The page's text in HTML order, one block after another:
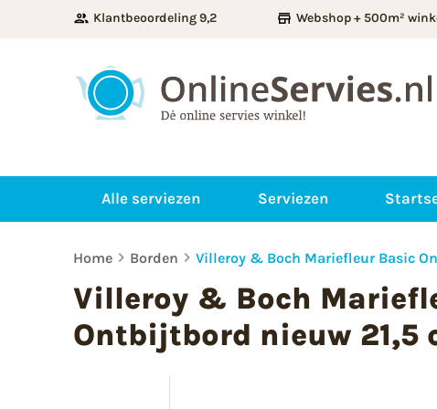
Klantbeoordeling 9,2 Webshop + 500m²
Alle serviezen Serviezen
Home Borden Villeroy & Boch Mariefleur Basic
Villeroy & Boch
Ontbijtbord nieuw 21,5